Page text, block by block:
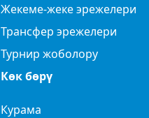
Жекеме-жеке эрежелери
Трансфер эрежелери
Турнир жоболору
Көк бөрү
Курама